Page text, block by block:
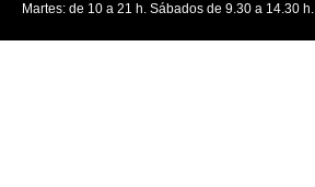
Martes: de 10 a 21 h. Sábados de 9.30 a 14.30 h.